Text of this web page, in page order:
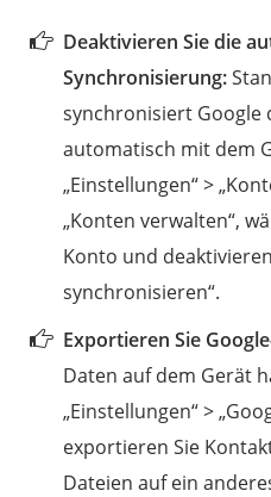
Deaktivieren Sie die
Synchronisierung:
synchronisiert Google
automatisch mit dem
„Einstellungen“ >
„Konten verwalten“,
Konto und
synchronisieren“.
Exportieren Sie
Daten auf dem Gerät
„Einstellungen“ >
exportieren Sie
Dateien auf ein